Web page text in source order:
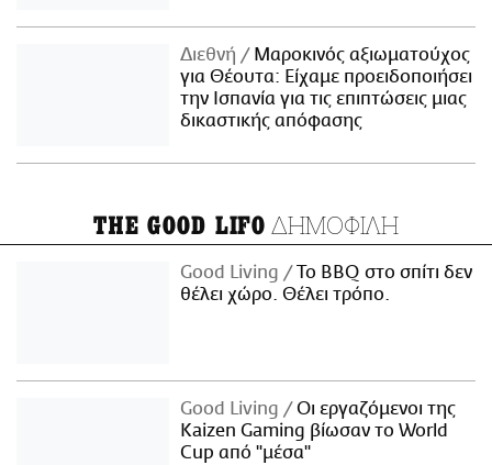
Διεθνή
Μαροκινός αξιωματούχος
για Θέουτα: Είχαμε προειδοποιήσει
την Ισπανία για τις επιπτώσεις μιας
δικαστικής απόφασης
THE GOOD LIFO ΔΗΜΟΦΙΛΗ
Good Living
Το BBQ στο σπίτι δεν
θέλει χώρο. Θέλει τρόπο.
Good Living
Οι εργαζόμενοι της
Kaizen Gaming βίωσαν το World
Cup από "μέσα"